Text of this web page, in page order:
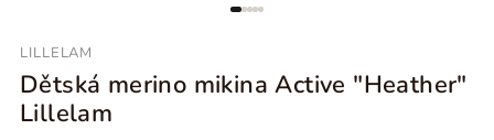
LILLELAM
Dětská merino mikina Active "Heather"
Lillelam